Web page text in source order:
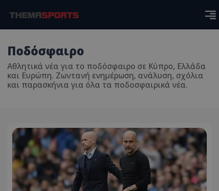
Ποδόσφαιρο
Αθλητικά νέα για το ποδόσφαιρο σε Κύπρο, Ελλάδα
και Ευρώπη. Ζωντανή ενημέρωση, ανάλυση, σχόλια
και παρασκήνια για όλα τα ποδοσφαιρικά νέα.